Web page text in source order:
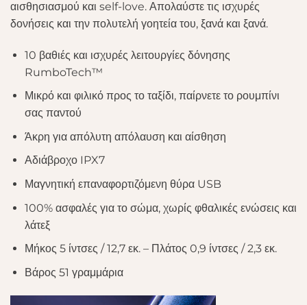
αισθησιασμού και self-love. Απολαύστε τις ισχυρές
δονήσεις και την πολυτελή γοητεία του, ξανά και ξανά.
10 βαθιές και ισχυρές λειτουργίες δόνησης
RumboTech™
Μικρό και φιλικό προς το ταξίδι, παίρνετε το ρουμπίνι
σας παντού
Άκρη για απόλυτη απόλαυση και αίσθηση
Αδιάβροχο IPX7
Μαγνητική επαναφορτιζόμενη θύρα USB
100% ασφαλές για το σώμα, χωρίς φθαλικές ενώσεις και
λάτεξ
Μήκος 5 ίντσες / 12,7 εκ. – Πλάτος 0,9 ίντσες / 2,3 εκ.
Βάρος 51 γραμμάρια